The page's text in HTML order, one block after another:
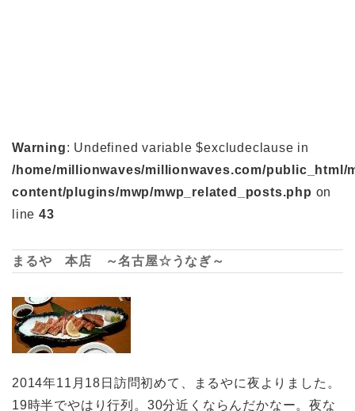
Warning: Undefined variable $excludeclause in
/home/millionwaves/millionwaves.com/public_html/
content/plugins/mwp/mwp_related_posts.php on
line 43
まるや 本店 ～名古屋☆うなぎ～
2014年11月18日訪問初めて、まるやに夜よりました。
19時半でやはり行列。30分近くならんだかなー。夜な